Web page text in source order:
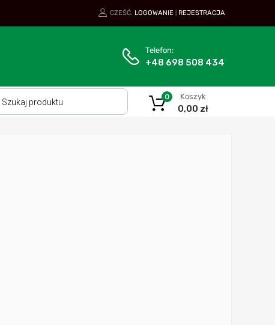
CZEŚĆ. LOGOWANIE REJESTRACJA
Telefon:
+48 698 508 434
Koszyk
0,00 zł
0